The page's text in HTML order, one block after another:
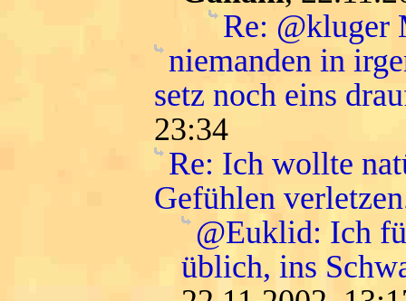
Re: @kluger
niemanden in
setz noch eins
23:34
Re: Ich wollte
Gefühlen
@Euklid: Ich
üblich, ins